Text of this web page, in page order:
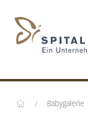
/ Babygalerie